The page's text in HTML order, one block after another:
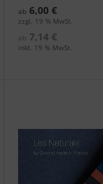
ab 6,00 €
zzgl. 19 % MwSt.
ab
7,14 €
inkl. 19 % MwSt.